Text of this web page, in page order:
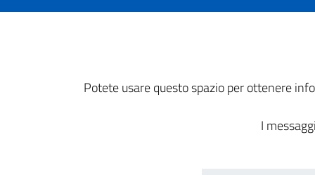
Potete usare questo spazio per ottenere
I